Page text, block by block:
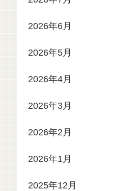
2026年6月
2026年5月
2026年4月
2026年3月
2026年2月
2026年1月
2025年12月